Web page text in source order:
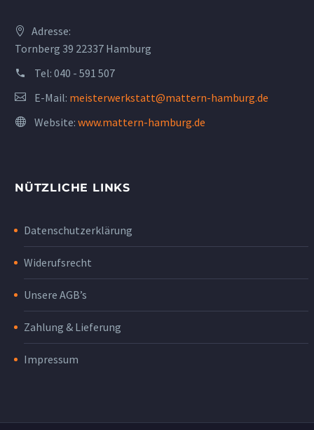
Adresse:
Tornberg 39 22337 Hamburg
Tel: 040 - 591 507
E-Mail: meisterwerkstatt@mattern-hamburg.de
Website: www.mattern-hamburg.de
NÜTZLICHE LINKS
Datenschutzerklärung
Widerufsrecht
Unsere AGB’s
Zahlung & Lieferung
Impressum